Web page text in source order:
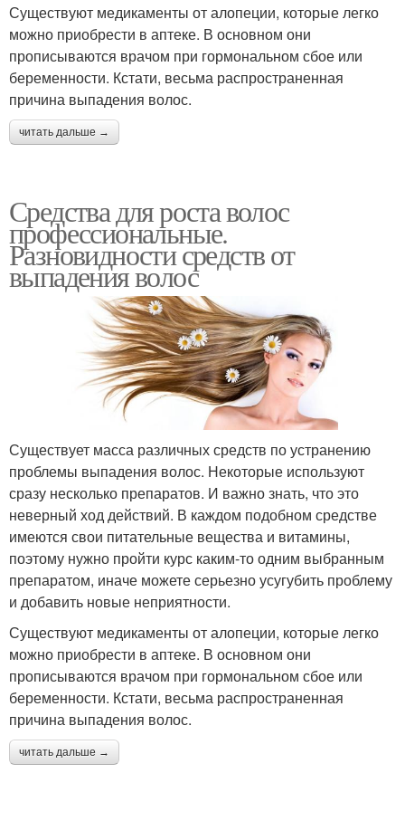
Существуют медикаменты от алопеции, которые легко
можно приобрести в аптеке. В основном они
прописываются врачом при гормональном сбое или
беременности. Кстати, весьма распространенная
причина выпадения волос.
читать дальше →
Средства для роста волос
профессиональные.
Разновидности средств от
выпадения волос
Существует масса различных средств по устранению
проблемы выпадения волос. Некоторые используют
сразу несколько препаратов. И важно знать, что это
неверный ход действий. В каждом подобном средстве
имеются свои питательные вещества и витамины,
поэтому нужно пройти курс каким-то одним выбранным
препаратом, иначе можете серьезно усугубить проблему
и добавить новые неприятности.
Существуют медикаменты от алопеции, которые легко
можно приобрести в аптеке. В основном они
прописываются врачом при гормональном сбое или
беременности. Кстати, весьма распространенная
причина выпадения волос.
читать дальше →